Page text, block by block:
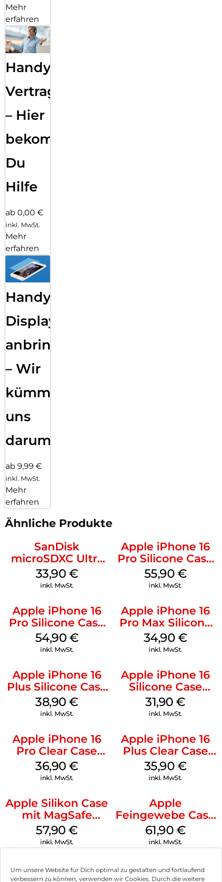
Um unsere Website für Dich optimal zu gestalten und fortlaufend
verbessern zu können, verwenden wir Cookies. Durch die weitere
Mehr
erfahren
Handy
Vertragsabwicklung
– Hier
bekommst
Du
Hilfe
ab 0,00 €
inkl. MwSt.
Mehr
erfahren
Handy
Displayfolie
anbringen
– Wir
kümmern
uns
darum!
ab 9,99 €
inkl. MwSt.
Mehr
erfahren
Ähnliche Produkte
SanDisk
microSDXC Ultra
128 GB + Adapter
Mobile
33,90 €
inkl. MwSt.
Apple iPhone 16
Pro Silicone Case
MagSafe Stone
Gray
55,90 €
inkl. MwSt.
Apple iPhone 16
Pro Silicone Case
MagSafe Black
54,90 €
inkl. MwSt.
Apple iPhone 16
Pro Max Silicone
Case MagSafe
Denim
34,90 €
inkl. MwSt.
Apple iPhone 16
Plus Silicone Case
MagSafe Denim
38,90€
inkl. MwSt.
Apple iPhone 16
Silicone Case
MagSafe Fuchsia
31,90€
inkl. MwSt.
Apple iPhone 16
Pro Clear Case
MagSafe
Transparent
36,90€
inkl. MwSt.
Apple iPhone 16
Plus Clear Case
MagSafe
Transparent
35,90 €
inkl. MwSt.
Apple Silikon Case
mit MagSafe
iPhone 14 Pro
(PRODUCT)RED
57,90€
inkl. MwSt.
Apple
Feingewebe Case
iPhone 15 Pro
MagSafe Schwarz
61,90 €
inkl. MwSt.